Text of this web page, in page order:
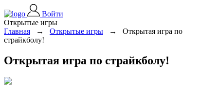
Войти
Открытые игры
Главная
→ Открытые игры →
Открытая игра по
страйкболу!
Открытая игра по страйкболу!